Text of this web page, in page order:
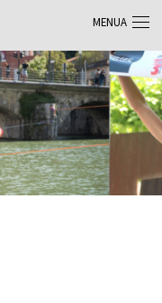
MENUA